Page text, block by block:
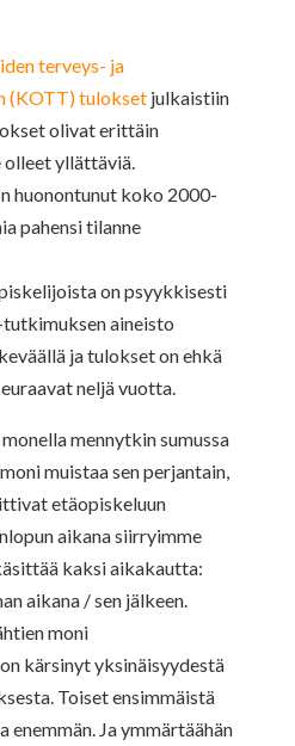
terveys- ja
(KOTT) tuloksetjulkaistiin
olivat erittäin
olleet yllättäviä.
huonontunut koko 2000-
pahensi tilanne
on psyykkisesti
aineisto
ja tulokset on ehkä
neljä vuotta.
mennytkin sumussa
muistaa sen perjantain,
etäopiskeluun
aikana siirryimme
kaksi aikakautta:
aikana / sen jälkeen.
moni
kärsinyt yksinäisyydestä
Toiset ensimmäistä
enemmän. Ja ymmärtäähän